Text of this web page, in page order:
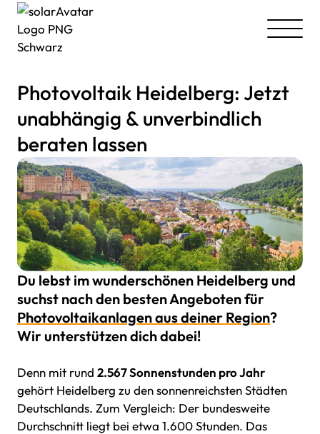
Photovoltaik Heidelberg: Jetzt
unabhängig & unverbindlich
beraten lassen
Du lebst im wunderschönen Heidelberg und
suchst nach den besten Angeboten für
Photovoltaikanlagen aus deiner Region?
Wir unterstützen dich dabei!
Denn mit rund 2.567 Sonnenstunden pro Jahr
gehört Heidelberg zu den sonnenreichsten Städten
Deutschlands. Zum Vergleich: Der bundesweite
Durchschnitt liegt bei etwa 1.600 Stunden. Das